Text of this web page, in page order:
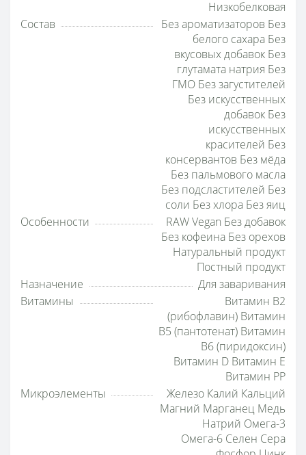
Низкобелковая
Состав
Без ароматизаторов Без
белого сахара Без
вкусовых добавок Без
глутамата натрия Без
ГМО Без загустителей
Без искусственных
добавок Без
искусственных
красителей Без
консервантов Без мёда
Без пальмового масла
Без подсластителей Без
соли Без хлора Без яиц
Особенности
RAW Vegan Без добавок
Без кофеина Без орехов
Натуральный продукт
Постный продукт
Назначение
Для заваривания
Витамины
Витамин B2
(рибофлавин) Витамин
B5 (пантотенат) Витамин
B6 (пиридоксин)
Витамин D Витамин E
Витамин PP
Микроэлементы
Железо Калий Кальций
Магний Марганец Медь
Натрий Омега-3
Омега-6 Селен Сера